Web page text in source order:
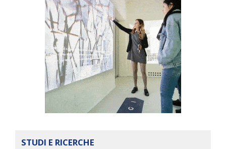
STUDI E RICERCHE